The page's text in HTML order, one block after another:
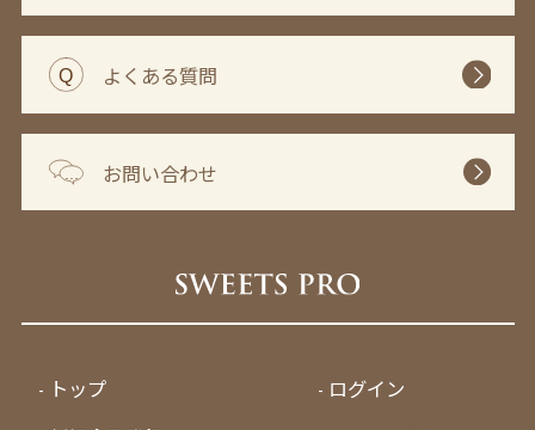
よくある質問
お問い合わせ
トップ
ログイン